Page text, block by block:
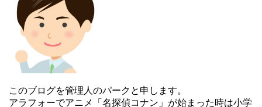
このブログを管理人のパークと申します。
アラフォーでアニメ「名探偵コナン」が始まった時は小学